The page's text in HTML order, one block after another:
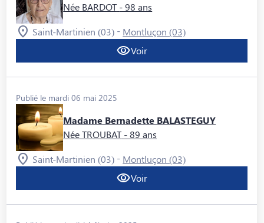
Née BARDOT - 98 ans
Saint-Martinien (03) - Montluçon (03)
Voir
Publié le mardi 06 mai 2025
Madame Bernadette BALASTEGUY
Née TROUBAT - 89 ans
Saint-Martinien (03) - Montluçon (03)
Voir